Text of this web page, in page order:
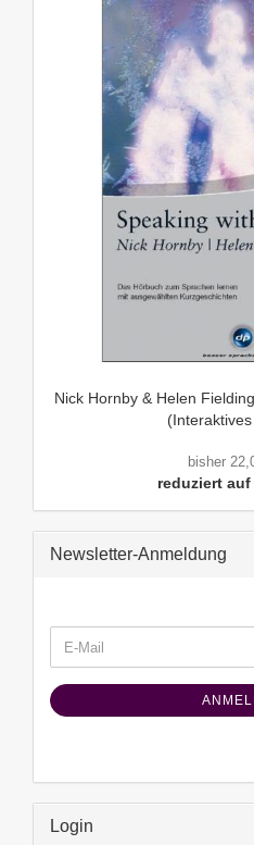
Nick Hornby & Helen
bisher
reduziert auf
Newsletter-Anmeldung
ZUR
ANMELDUNG
E-
Mail
Login